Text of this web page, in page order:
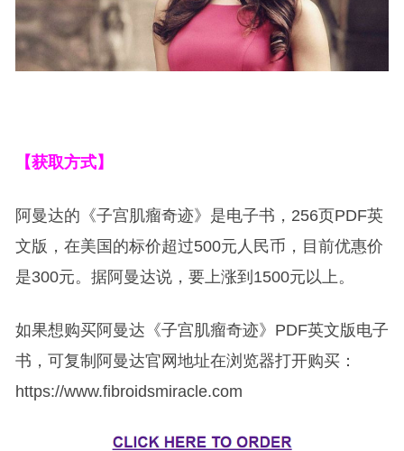
【获取方式】
阿曼达的《子宫肌瘤奇迹》是电子书，256页PDF英
文版，在美国的标价超过500元人民币，目前优惠价
是300元。据阿曼达说，要上涨到1500元以上。
如果想购买阿曼达《子宫肌瘤奇迹》PDF英文版电子
书，可复制阿曼达官网地址在浏览器打开购买：
https://www.fibroidsmiracle.com